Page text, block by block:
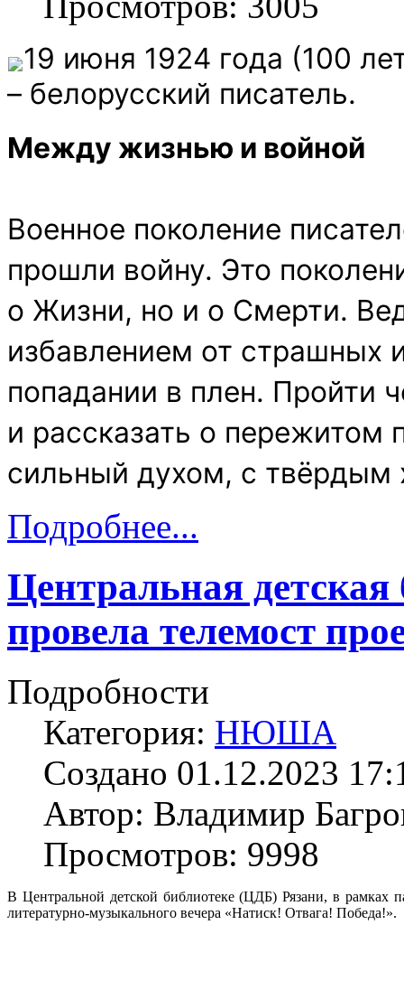
19 июня 1924 года (100
– белорусский писатель.
Между жизнью и войной
Военное поколение
прошли войну. Это
о Жизни, но и о Смерти.
избавлением от страшных
попадании в плен. Пройти
и рассказать о пережитом
сильный духом, с твёрдым
Подробнее...
Центральная детская
провела телемост
Подробности
Категория: НЮША
Создано 01.12.2023
Автор: Владимир
Просмотров: 9998
В Центральной детской библиотеке (ЦДБ) Рязани, в рамках
литературно-музыкального вечера «Натиск! Отвага! Победа!».